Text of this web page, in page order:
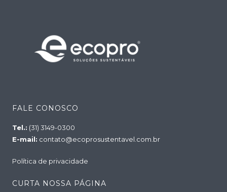
FALE CONOSCO
Tel.: (31) 3149-0300
E-mail: contato@ecoprosustentavel.com.br
Política de privacidade
CURTA NOSSA PÁGINA